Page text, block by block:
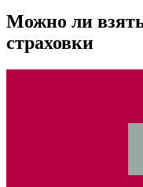
Можно ли
страховки